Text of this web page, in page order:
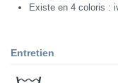
Existe en 4 coloris :
Entretien